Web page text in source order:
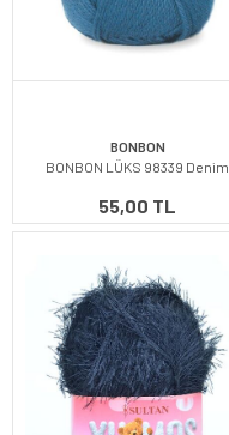
BONBON
BONBON LÜKS 98339 Denim
55,00 TL